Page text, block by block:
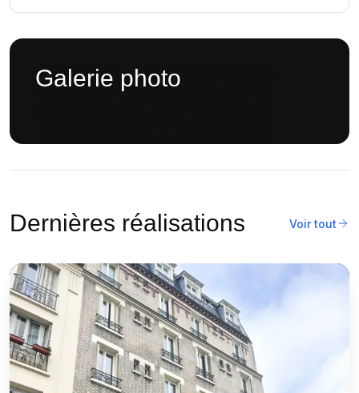
Galerie photo
Dernières réalisations Voir tout